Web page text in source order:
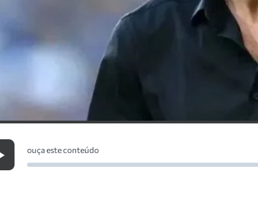
ouça este conteúdo